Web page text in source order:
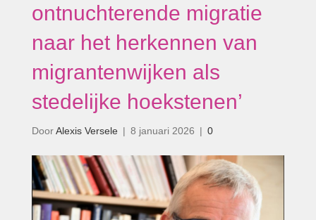
ontnuchterende migratie
naar het herkennen van
migrantenwijken als
stedelijke hoekstenen’
DoorAlexis Versele | 8 januari 2026 | 0